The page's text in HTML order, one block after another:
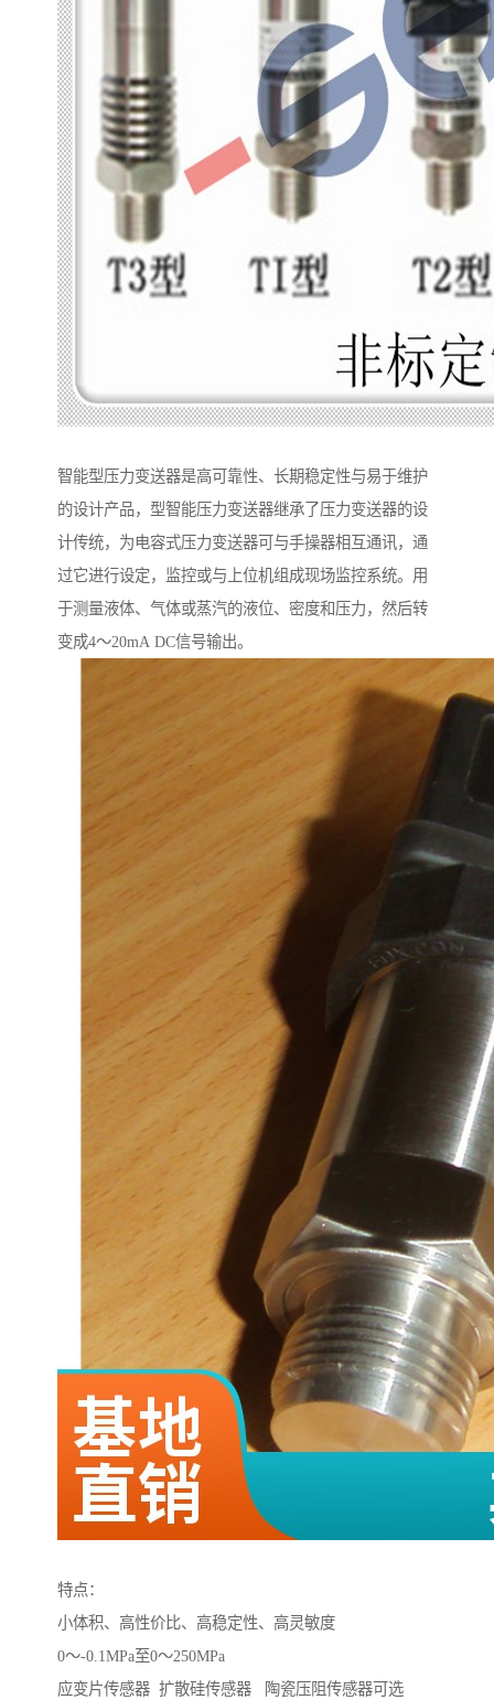
智能型压力变送器是高可靠性、长期稳定性与易于维护
的设计产品，型智能压力变送器继承了压力变送器的设
计传统，为电容式压力变送器可与手操器相互通讯，通
过它进行设定，监控或与上位机组成现场监控系统。用
于测量液体、气体或蒸汽的液位、密度和压力，然后转
变成4～20mA DC信号输出。
特点：
小体积、高性价比、高稳定性、高灵敏度
0～-0.1MPa至0～250MPa
应变片传感器 扩散硅传感器 陶瓷压阻传感器可选